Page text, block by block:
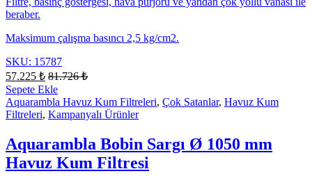
beraber.
Maksimum çalışma basıncı 2,5 kg/cm2.
SKU: 15787
57.225 ₺ 81.726₺
Sepete Ekle
Aquarambla Havuz Kum Filtreleri, Çok Satanlar, Havuz Kum
Filtreleri, Kampanyalı Ürünler
Aquarambla Bobin Sargı Ø 1050 mm
Havuz Kum Filtresi